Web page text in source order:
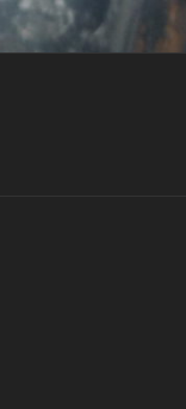
Zum
Inhalt